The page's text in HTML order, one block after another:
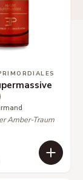
Amber-Traum